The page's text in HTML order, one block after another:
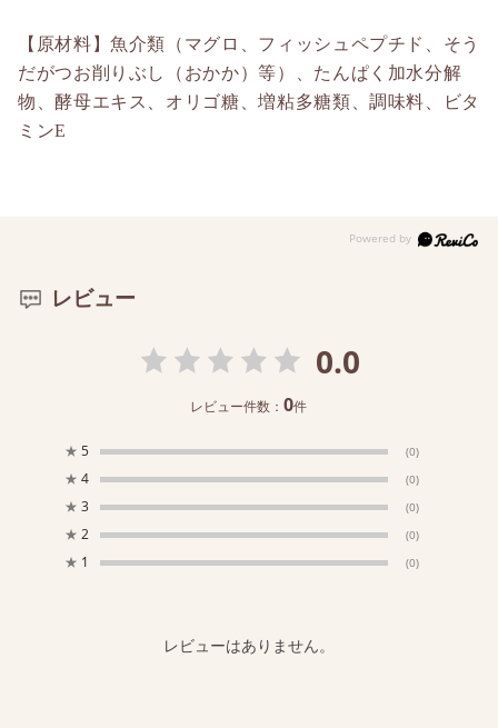
【原材料】魚介類（マグロ、フィッシュペプチド、そう
だがつお削りぶし（おかか）等）、たんぱく加水分解
物、酵母エキス、オリゴ糖、増粘多糖類、調味料、ビタ
ミンE
レビュー
0.0
レビュー件数：0件
★ 5 (0)
★ 4 (0)
★ 3 (0)
★ 2 (0)
★ 1 (0)
レビューはありません。